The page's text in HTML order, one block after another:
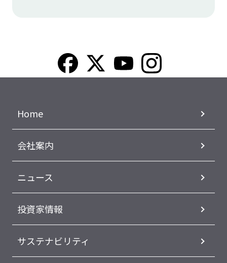
Home
会社案内
ニュース
投資家情報
サステナビリティ